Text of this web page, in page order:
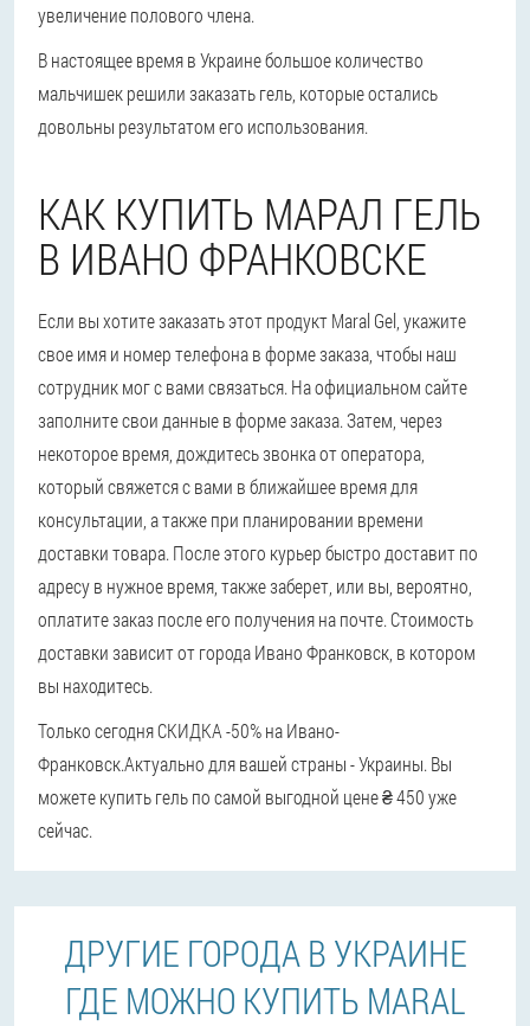
увеличение полового члена.
В настоящее время в Украине большое количество
мальчишек решили заказать гель, которые остались
довольны результатом его использования.
КАК КУПИТЬ МАРАЛ ГЕЛЬ
В ИВАНО ФРАНКОВСКЕ
Если вы хотите заказать этот продукт Maral Gel, укажите
свое имя и номер телефона в форме заказа, чтобы наш
сотрудник мог с вами связаться. На официальном сайте
заполните свои данные в форме заказа. Затем, через
некоторое время, дождитесь звонка от оператора,
который свяжется с вами в ближайшее время для
консультации, а также при планировании времени
доставки товара. После этого курьер быстро доставит по
адресу в нужное время, также заберет, или вы, вероятно,
оплатите заказ после его получения на почте. Стоимость
доставки зависит от города Ивано Франковск, в котором
вы находитесь.
Только сегодня СКИДКА -50% на Ивано-
Франковск.Актуально для вашей страны - Украины. Вы
можете купить гель по самой выгодной цене ₴ 450 уже
сейчас.
ДРУГИЕ ГОРОДА В УКРАИНЕ
ГДЕ МОЖНО КУПИТЬ MARAL